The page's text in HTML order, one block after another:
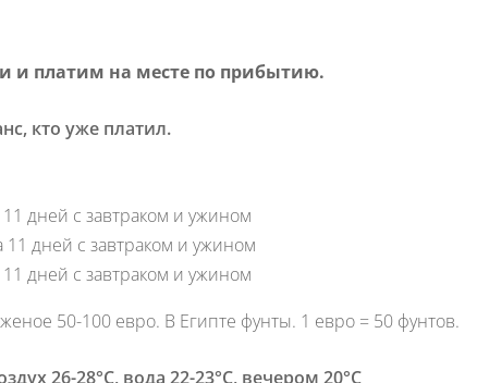
и платим на месте по прибытию.
кто уже платил.
11 дней с завтраком и ужином
11 дней с завтраком и ужином
11 дней с завтраком и ужином
50-100 евро. В Египте фунты. 1 евро = 50 фунтов.
26-28°С, вода 22-23°С, вечером 20°С